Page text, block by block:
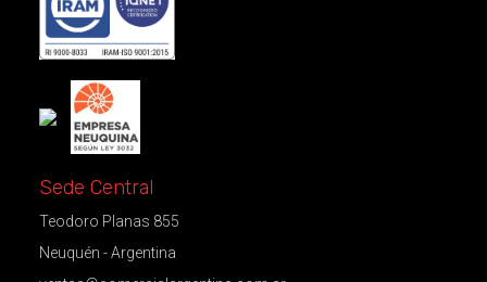
Sede Central
Teodoro Planas 855
Neuquén - Argentina